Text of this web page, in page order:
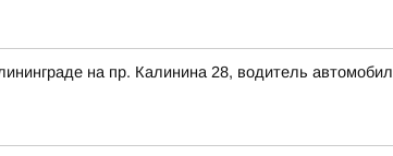
на пр. Калинина 28, водитель